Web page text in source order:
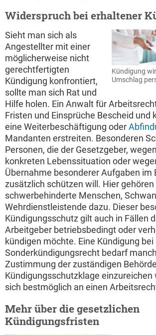
Widerspruch bei erhaltener
Kündigung
Umschlag
Sieht man sich als
Angestellter mit einer
möglicherweise nicht
gerechtfertigten
Kündigung konfrontiert,
sollte man sich Rat und
Hilfe holen. Ein Anwalt für
Fristen und Einsprüche Bescheid und
eine Weiterbeschäftigung oder
Mandanten erstreiten. Besonderen
Personen, die der Gesetzgeber,
konkreten Lebenssituation oder
Übernahme besonderer Aufgaben im
zusätzlich schützen will. Hier
schwerbehinderte Menschen,
Wehrdienstleistende dazu. Dieser
Kündigungsschutz gilt auch in Fällen
Arbeitgeber betriebsbedingt oder
kündigen möchte. Eine Kündigung bei
Sonderkündigungsrecht bedarf
Zustimmung der zuständigen
Kündigungsschutzklage einzureichen
sich bestmöglich an einen
Mehr über die gesetzlichen
Kündigungsfristen